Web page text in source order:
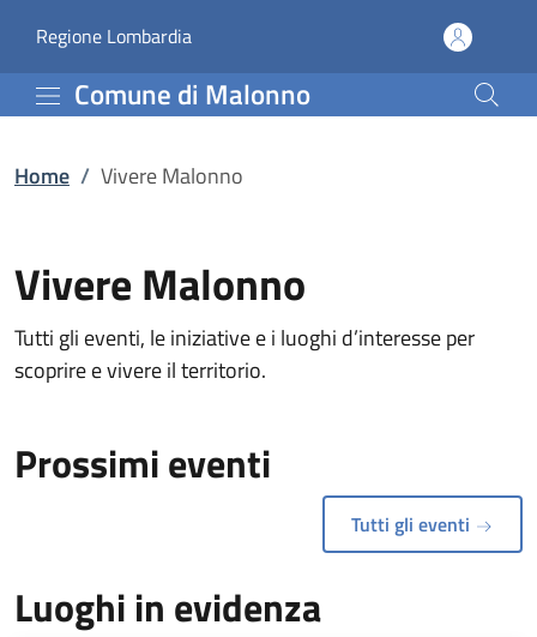
Vivere Malonno |
Regione Lombardia(apre in un'altra scheda).
Comune di Malonno
Home / Vivere Malonno
Vivere Malonno
Tutti gli eventi, le iniziative e i luoghi d’interesse per
scoprire e vivere il territorio.
Prossimi eventi
Tutti gli eventi
Luoghi in evidenza